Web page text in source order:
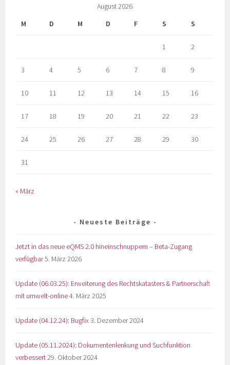
August 2026
M
D M D F S S
1 2
3 4 5 6 7 8 9
10 11 12 13 14 15 16
17 18 19 20 21 22 23
24 25 26 27 28 29 30
31
« März
Neueste Beiträge
Jetzt in das neue eQMS 2.0 hineinschnuppern – Beta-Zugang
verfügbar5. März 2026
Update (06.03.25): Erweiterung des Rechtskatasters & Partnerschaft
mit umwelt-online4. März 2025
Update (04.12.24): Bugfix3. Dezember 2024
Update (05.11.2024): Dokumentenlenkung und Suchfunktion
verbessert29. Oktober 2024